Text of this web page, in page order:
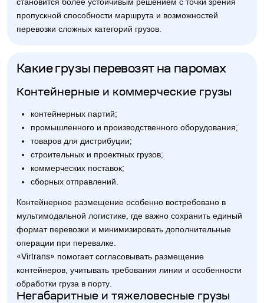
становится более устойчивым решением с точки зрения
пропускной способности маршрута и возможностей
перевозки сложных категорий грузов.
Какие грузы перевозят на паромах
Контейнерные и коммерческие грузы
контейнерных партий;
промышленного и производственного оборудования;
товаров для дистрибуции;
строительных и проектных грузов;
коммерческих поставок;
сборных отправлений.
Контейнерное размещение особенно востребовано в
мультимодальной логистике, где важно сохранить единый
формат перевозки и минимизировать дополнительные
операции при перевалке.
«Virtrans» помогает согласовывать размещение
контейнеров, учитывать требования линии и особенности
обработки груза в порту.
Негабаритные и тяжеловесные грузы